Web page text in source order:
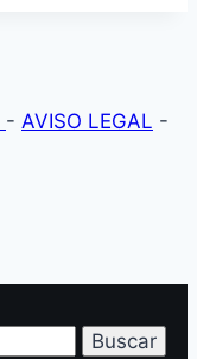
- AVISO LEGAL -